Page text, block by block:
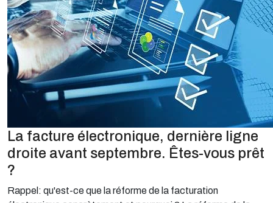
La facture électronique, dernière ligne
droite avant septembre. Êtes-vous prêt
?
Rappel: qu'est-ce que la réforme de la facturation
électronique concrètement et pourquoi ? La réforme de la
facturation électronique va changer la façon dont toutes les